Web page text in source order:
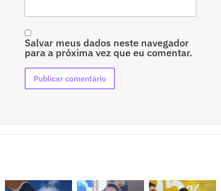
Salvar meus dados neste navegador
para a próxima vez que eu comentar.